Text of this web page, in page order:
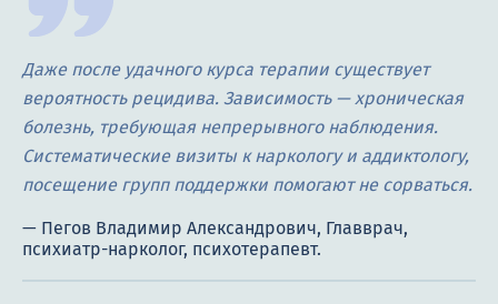
Даже после удачного курса терапии существует
вероятность рецидива. Зависимость — хроническая
болезнь, требующая непрерывного наблюдения.
Систематические визиты к наркологу и аддиктологу,
посещение групп поддержки помогают не сорваться.